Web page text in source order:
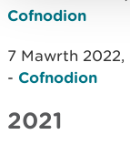
Cofnodion
7 Mawrth
- Cofnodion
2021